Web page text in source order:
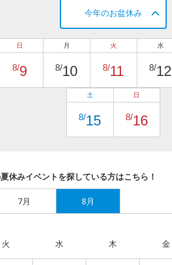
今年のお盆休み
日
8/9
月
8/10
火
8/11
水
8/12
土
8/15
日
8/16
休みイベントを探している方はこちら！
7月 8月
火 水 木 金